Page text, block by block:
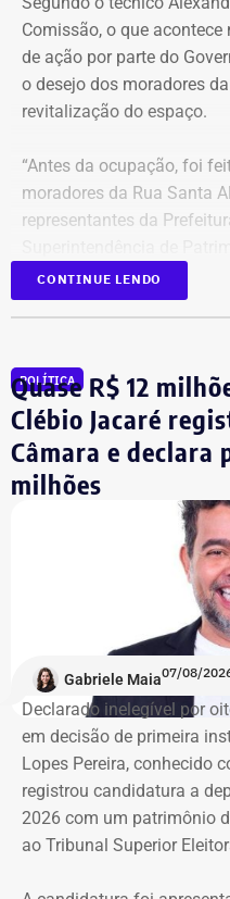
Comissão, o que
de ação por parte do
o desejo dos moradores
revitalização do espaço.
“Antes da ocupação, foi
moradores da Rua Santa
representantes da
terreno até passar para o
Governo Federal demorou
comentou.
Integrante de
ocupação
Integrante do Movimento
Favelas (MLB), dona
ocupantes chegou ao
“Nós já sofremos quatro
ocupação é justamente
que atenda as
que eu entrei no MLB
mesmo é um teto, um lar
valer um direito
CONTINUE LENDO
POLÍTICA
Quase R$ 12
Clébio Jacaré
Câmara e declara
milhões
Gabriele Maia07/08/
Declarado inelegível por
em decisão de primeira
Lopes Pereira, conhecido
registrou candidatura a
2026 com um patrimônio
ao Tribunal Superior